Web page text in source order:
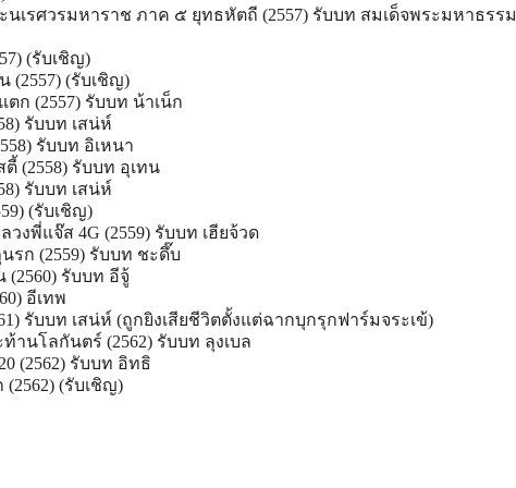
นเรศวรมหาราช ภาค ๕ ยุทธหัตถี (2557) รับบท สมเด็จพระมหาธรรม
(รับเชิญ)
(2557) (รับเชิญ)
ก (2557) รับบท น้าเน็ก
รับบท เสน่ห์
รับบท อิเหนา
(2558) รับบท อุเทน
รับบท เสน่ห์
(รับเชิญ)
วงพี่แจ๊ส 4G (2559) รับบท เฮียจ้วด
รก (2559) รับบท ชะดึ๊บ
(2560) รับบท อีจู้
อีเทพ
รับบท เสน่ห์ (ถูกยิงเสียชีวิตตั้งแต่ฉากบุกรุกฟาร์มจระเข้)
านโลกันตร์ (2562) รับบท ลุงเบล
(2562) รับบท อิทธิ
(รับเชิญ)